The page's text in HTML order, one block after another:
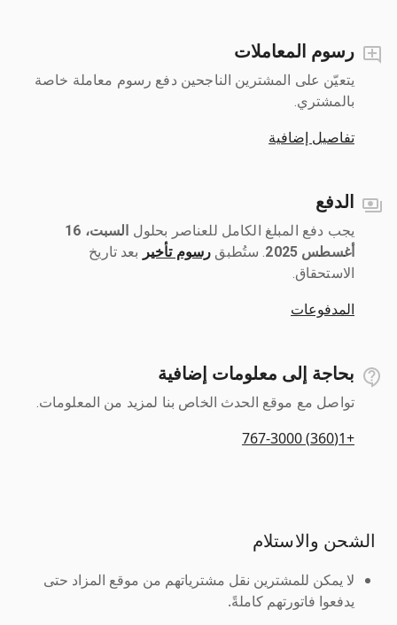
رسوم المعاملات
يتعيّن على المشترين الناجحين دفع رسوم معاملة خاصة
بالمشتري.
تفاصيل إضافية
الدفع
يجب دفع المبلغ الكامل للعناصر بحلول ‎
السبت، 16
أغسطس 2025
رسوم تأخير بعد تاريخ
الاستحقاق.
المدفوعات
بحاجة إلى معلومات إضافية
تواصل مع موقع الحدث الخاص بنا لمزيد من المعلومات.
+1(360) 767-3000
الشحن والاستلام
لا يمكن للمشترين نقل مشترياتهم من موقع المزاد حتى
يدفعوا فاتورتهم كاملةً.